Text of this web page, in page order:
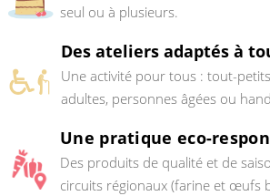
seul ou à plusieurs.
Des ateliers adaptés à
Une activité pour tous : tout-
adultes, personnes âgées ou
Une pratique eco-
Des produits de qualité et de
circuits régionaux (farine et œufs